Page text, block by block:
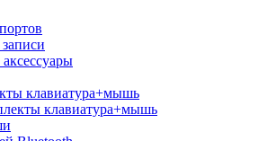
клавиатура+мышь
клавиатура+мышь